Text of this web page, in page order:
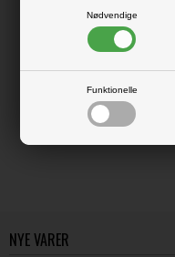
Nødvendige
Funktionelle
LÆS OG BLIV INSPIRERET
NYE VARER